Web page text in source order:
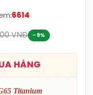
6614
VNĐ - 9%
HÀNG
Titanium
BA52512
Hãng
Q014-324-2012